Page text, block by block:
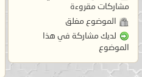
مشاركات مقروءة
الموضوع مغلق
لديك مشاركة في هذا
الموضوع